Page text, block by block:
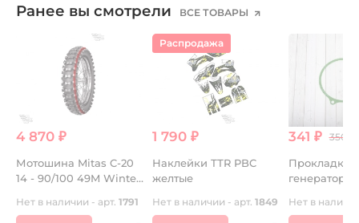
Ранее вы смотрели ВСЕ ТОВАРЫ
4 870 ₽
Мотошина Mitas C-20
14 - 90/100 49M Winter
Нет в наличии - арт. 1791
Распродажа
1 790 ₽
Наклейки ТТR PBC
желтые
Нет в наличии - арт. 1849
341 ₽
Прокладка
генератора
Нет в